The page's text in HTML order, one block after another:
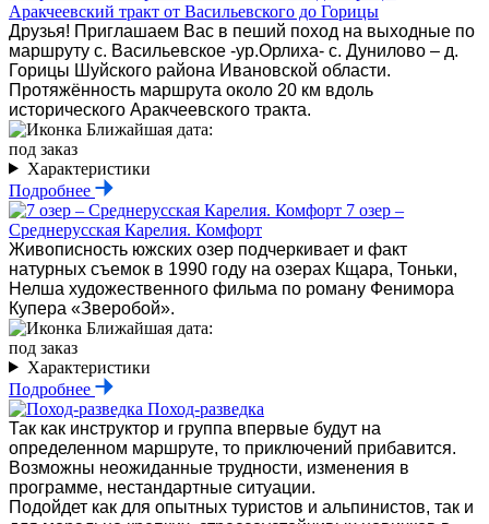
Аракчеевский тракт от Васильевского до Горицы
Друзья! Приглашаем Вас в пеший поход на выходные по
маршруту с. Васильевское -ур.Орлиха- с. Дунилово – д.
Горицы Шуйского района Ивановской области.
Протяжённость маршрута около 20 км вдоль
исторического Аракчеевского тракта.
Ближайшая дата:
под заказ
Характеристики
Подробнее
7 озер –
Среднерусская Карелия. Комфорт
Живописность южских озер подчеркивает и факт
натурных съемок в 1990 году на озерах Кщара, Тоньки,
Нелша художественного фильма по роману Фенимора
Купера «Зверобой».
Ближайшая дата:
под заказ
Характеристики
Подробнее
Поход-разведка
Так как инструктор и группа впервые будут на
определенном маршруте, то приключений прибавится.
Возможны неожиданные трудности, изменения в
программе, нестандартные ситуации.
Подойдет как для опытных туристов и альпинистов, так и